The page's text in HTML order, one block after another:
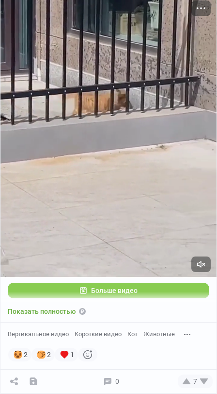
грамотности в обращении с числовой информацией
(Numeracy) и способности по решению задач в
технологически насыщенной среде (Problem Solving)».
С позиций функциональной грамотности человек
должен не просто уметь читать, а, прежде всего,
должен понимать и оценивать смысл прочитанного, а
также использовать эту информацию в своей
жизнедеятельности".
Я так понимаю, изначально заложен тезис, что после
65 лет возрастное когнитивное снижение оказывает
своё влияние. Что ж, будем бороться и писать умные
Больше видео
Показать полностью
Вертикальное видео Короткие видео Кот Животные
2 2 1
0 7